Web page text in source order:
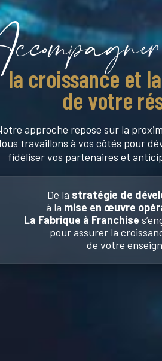
la croissance et
de votre
approche repose sur la
travaillons à vos côtés pour
fidéliser vos partenaires et
De la stratégie de
à la mise en œuvre
La Fabrique à Franchise
pour assurer la
de votre